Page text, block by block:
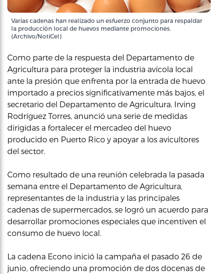
Varias cadenas han realizado un esfuerzo conjunto para respaldar
la producción local de huevos mediante promociones.
(Archivo/NotiCel)
Como parte de la respuesta del Departamento de
Agricultura para proteger la industria avícola local
ante la presión que enfrenta por la entrada de huevo
importado a precios significativamente más bajos, el
secretario del Departamento de Agricultura, Irving
Rodríguez Torres, anunció una serie de medidas
dirigidas a fortalecer el mercadeo del huevo
producido en Puerto Rico y apoyar a los avicultores
del sector.
Como resultado de una reunión celebrada la pasada
semana entre el Departamento de Agricultura,
representantes de la industria y las principales
cadenas de supermercados, se logró un acuerdo para
desarrollar promociones especiales que incentiven el
consumo de huevo local.
La cadena Econo inició la campaña el pasado 26 de
junio, ofreciendo una promoción de dos docenas de